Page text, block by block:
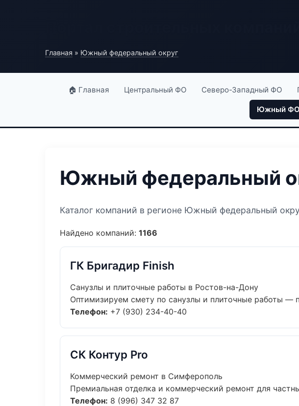
Главная » Южный федеральный округ
🏠 Главная Центральный ФО Северо-Западный ФО
Южный ФО
Южный федеральный
Каталог компаний в регионе Южный федеральный
Найдено компаний: 1166
ГК Бригадир Finish
Санузлы и плиточные работы в Ростов-на-Дону
Оптимизируем смету по санузлы и плиточные работы —
Телефон: +7 (930) 234-40-40
СК Контур Pro
Коммерческий ремонт в Симферополь
Премиальная отделка и коммерческий ремонт для
Телефон: 8 (996) 347 32 87